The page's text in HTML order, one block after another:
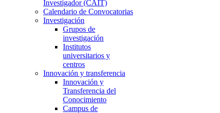
Investigador (CAIT)
Calendario de Convocatorias
Investigación
Grupos de
investigación
Institutos
universitarios y
centros
Innovación y transferencia
Innovación y
Transferencia del
Conocimiento
Campus de